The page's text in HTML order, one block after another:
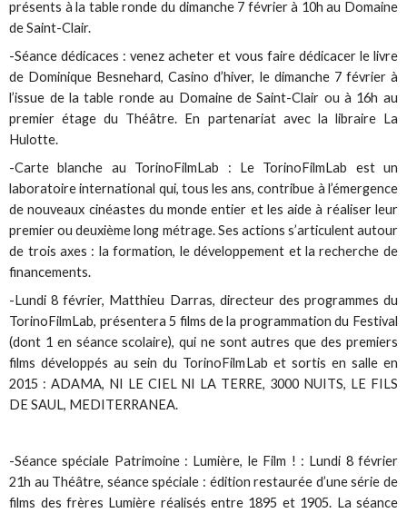
présents à la table ronde du dimanche 7 février à 10h au Domaine
de Saint-Clair.
-Séance dédicaces : venez acheter et vous faire dédicacer le livre
de Dominique Besnehard, Casino d’hiver, le dimanche 7 février à
l’issue de la table ronde au Domaine de Saint-Clair ou à 16h au
premier étage du Théâtre. En partenariat avec la libraire La
Hulotte.
-Carte blanche au TorinoFilmLab : Le TorinoFilmLab est un
laboratoire international qui, tous les ans, contribue à l’émergence
de nouveaux cinéastes du monde entier et les aide à réaliser leur
premier ou deuxième long métrage. Ses actions s’articulent autour
de trois axes : la formation, le développement et la recherche de
financements.
-Lundi 8 février, Matthieu Darras, directeur des programmes du
TorinoFilmLab, présentera 5 films de la programmation du Festival
(dont 1 en séance scolaire), qui ne sont autres que des premiers
films développés au sein du TorinoFilmLab et sortis en salle en
2015 : ADAMA, NI LE CIEL NI LA TERRE, 3000 NUITS, LE FILS
DE SAUL, MEDITERRANEA.
-Séance spéciale Patrimoine : Lumière, le Film ! : Lundi 8 février
21h au Théâtre, séance spéciale : édition restaurée d’une série de
films des frères Lumière réalisés entre 1895 et 1905. La séance